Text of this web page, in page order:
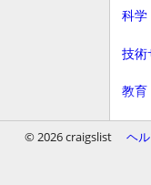
科学
技術
教育
顧
© 2026 craigslist ヘ